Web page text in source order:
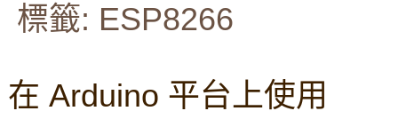
本站簡介
案例專題
WordPress 學習之雜記
標籤: ESP8266
在 Arduino 平台上使用